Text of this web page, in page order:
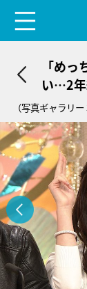
「め
い…2年
リー
（写真ギャラリー